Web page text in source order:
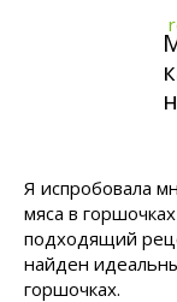
Я испробовала
мяса в
подходящий
найден
горшочках.